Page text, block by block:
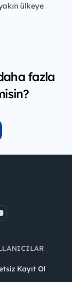
ülkeye
fazla
Kayıt Ol